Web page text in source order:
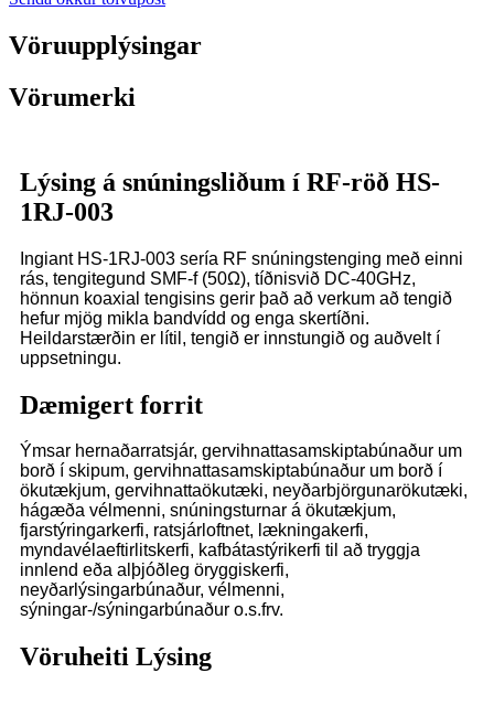
Vöruupplýsingar
Vörumerki
Lýsing á snúningsliðum í RF-röð HS-
1RJ-003
Ingiant HS-1RJ-003 sería RF snúningstenging með einni
rás, tengitegund SMF-f (50Ω), tíðnisvið DC-40GHz,
hönnun koaxial tengisins gerir það að verkum að tengið
hefur mjög mikla bandvídd og enga skertíðni.
Heildarstærðin er lítil, tengið er innstungið og auðvelt í
uppsetningu.
Dæmigert forrit
Ýmsar hernaðarratsjár, gervihnattasamskiptabúnaður um
borð í skipum, gervihnattasamskiptabúnaður um borð í
ökutækjum, gervihnattaökutæki, neyðarbjörgunarökutæki,
hágæða vélmenni, snúningsturnar á ökutækjum,
fjarstýringarkerfi, ratsjárloftnet, lækningakerfi,
myndavélaeftirlitskerfi, kafbátastýrikerfi til að tryggja
innlend eða alþjóðleg öryggiskerfi,
neyðarlýsingarbúnaður, vélmenni,
sýningar-/sýningarbúnaður o.s.frv.
Vöruheiti Lýsing